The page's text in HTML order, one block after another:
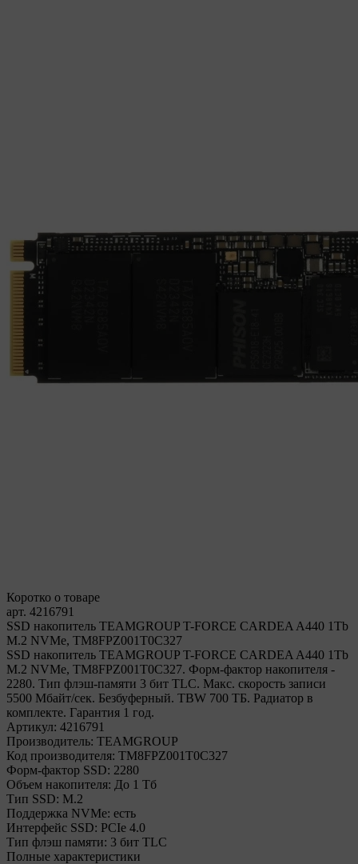
Коротко о товаре
арт. 4216791
SSD накопитель TEAMGROUP T-FORCE CARDEA A440 1Tb
M.2 NVMe, TM8FPZ001T0C327
SSD накопитель TEAMGROUP T-FORCE CARDEA A440 1Tb
M.2 NVMe, TM8FPZ001T0C327. Форм-фактор накопителя -
2280. Тип флэш-памяти 3 бит TLC. Макс. скорость записи
5500 Мбайт/сек. Безбуферный. TBW 700 ТБ. Радиатор в
комплекте. Гарантия 1 год.
Артикул: 4216791
Производитель: TEAMGROUP
Код производителя: TM8FPZ001T0C327
Форм-фактор SSD: 2280
Объем накопителя: До 1 Тб
Тип SSD: М.2
Поддержка NVMe: есть
Интерфейс SSD: PCIe 4.0
Тип флэш памяти: 3 бит TLC
Полные характеристики